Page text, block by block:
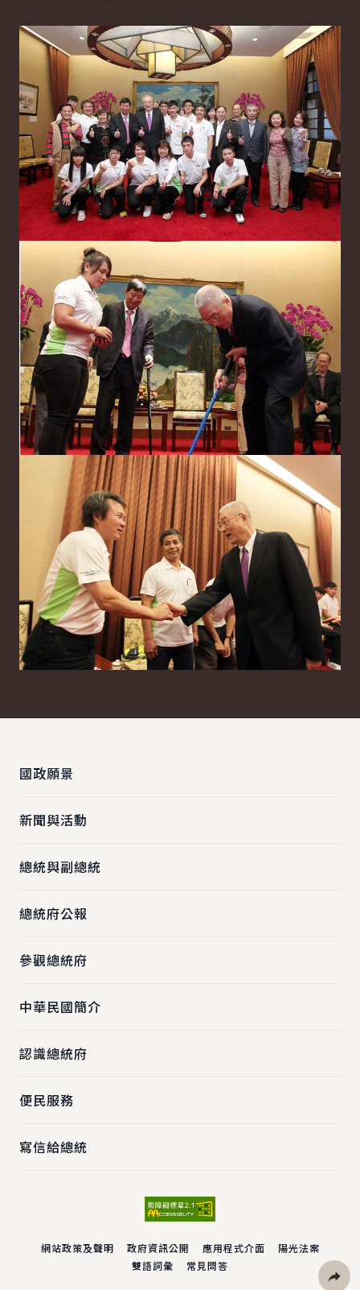
國政願景
新聞與活動
總統與副總統
總統府公報
參觀總統府
中華民國簡介
認識總統府
便民服務
寫信給總統
網站政策及聲明 政府資訊公開 應用程式介面
陽光法案
雙語詞彙
常見問答